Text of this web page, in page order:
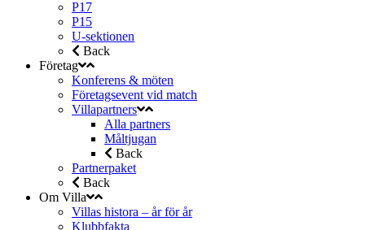
P17
P15
U-sektionen
Back
Företag
Konferens & möten
Företagsevent vid match
Villapartners
Alla partners
Måltjugan
Back
Partnerpaket
Back
Om Villa
Villas histora – år för år
Klubbfakta